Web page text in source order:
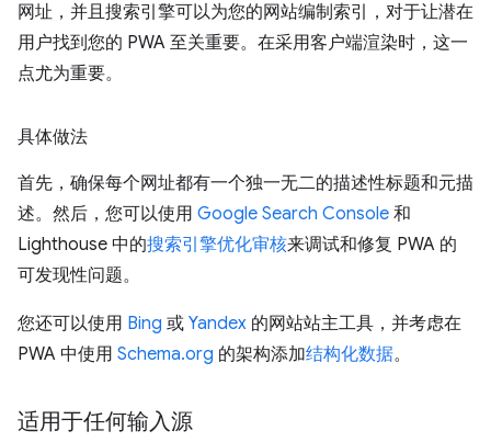
网址，并且搜索引擎可以为您的网站编制索引，对于让潜在
用户找到您的 PWA 至关重要。在采用客户端渲染时，这一
点尤为重要。
具体做法
首先，确保每个网址都有一个独一无二的描述性标题和元描
述。然后，您可以使用 Google Search Console 和
Lighthouse 中的搜索引擎优化审核来调试和修复 PWA 的
可发现性问题。
您还可以使用 Bing 或 Yandex 的网站站主工具，并考虑在
PWA 中使用 Schema.org 的架构添加结构化数据。
适用于任何输入源